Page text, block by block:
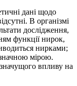
дані щодо
В організмі
дослідження,
функції нирок,
нирками;
мірою.
впливу на